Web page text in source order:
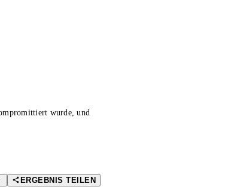
wurde, und
ERGEBNIS TEILEN